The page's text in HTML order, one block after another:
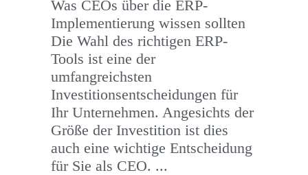
Was CEOs über die ERP-
Implementierung wissen sollten
Die Wahl des richtigen ERP-
Tools ist eine der
umfangreichsten
Investitionsentscheidungen für
Ihr Unternehmen. Angesichts der
Größe der Investition ist dies
auch eine wichtige Entscheidung
für Sie als CEO.